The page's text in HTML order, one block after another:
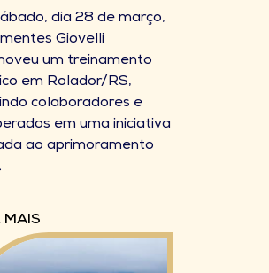
dia 28 de março,
Giovelli
um treinamento
em Rolador/RS,
colaboradores e
em uma iniciativa
ao aprimoramento
MAIS